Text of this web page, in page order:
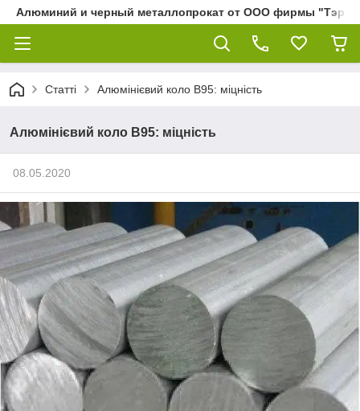
Алюминий и черный металлопрокат от ООО фирмы "Тэра"
Статті Алюмінієвий коло В95: міцність
Алюмінієвий коло В95: міцність
08.05.2020